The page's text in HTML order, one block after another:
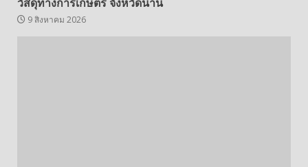
วัสดุทางการเกษตร จังหวัดน่าน
9 สิงหาคม 2026